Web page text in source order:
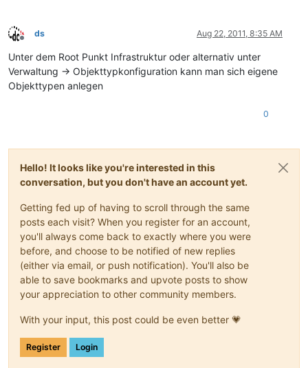
Offline
ds Aug 22, 2011, 8:35 AM
Unter dem Root Punkt Infrastruktur oder alternativ unter
Verwaltung -> Objekttypkonfiguration kann man sich eigene
Objekttypen anlegen
0
Hello! It looks like you're interested in this
conversation, but you don't have an account yet.
Getting fed up of having to scroll through the same
posts each visit? When you register for an account,
you'll always come back to exactly where you were
before, and choose to be notified of new replies
(either via email, or push notification). You'll also be
able to save bookmarks and upvote posts to show
your appreciation to other community members.
With your input, this post could be even better 💗
Register Login